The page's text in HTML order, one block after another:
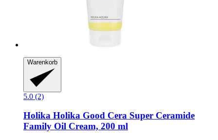
Warenkorb
5.0 (2)
Holika Holika Good Cera Super Ceramide
Family Oil Cream, 200 ml